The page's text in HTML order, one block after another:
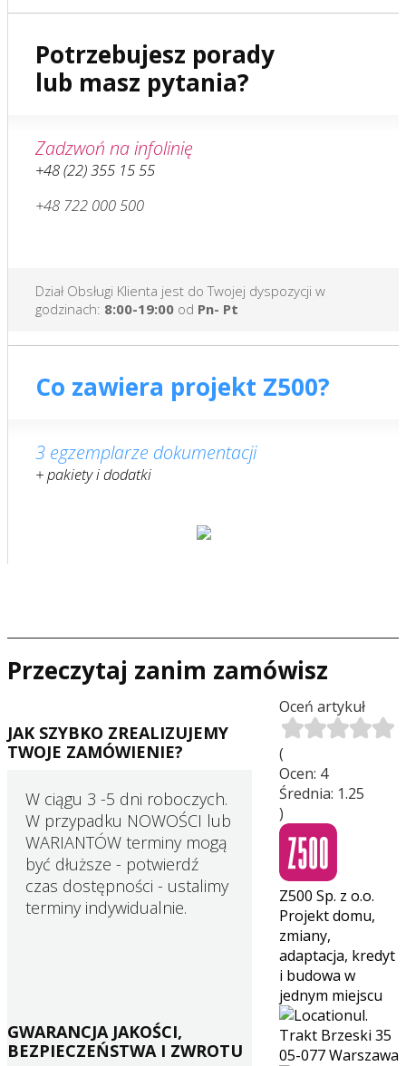
Potrzebujesz porady
lub masz pytania?
Zadzwoń na infolinię
+48 (22) 355 15 55
+48 722 000 500
Dział Obsługi Klienta jest do Twojej dyspozycji w
godzinach: 8:00-19:00 od Pn- Pt
Co zawiera projekt Z500?
3 egzemplarze dokumentacji
+ pakiety i dodatki
Przeczytaj zanim zamówisz
JAK SZYBKO ZREALIZUJEMY
TWOJE ZAMÓWIENIE?
W ciągu 3 -5 dni roboczych.
W przypadku NOWOŚCI lub
WARIANTÓW terminy mogą
być dłuższe - potwierdź
czas dostępności - ustalimy
terminy indywidualnie.
GWARANCJA JAKOŚCI,
BEZPIECZEŃSTWA I ZWROTU
Oceń artykuł
(
Ocen: 4
Średnia: 1.25
)
Z500 Sp. z o.o.
Projekt domu,
zmiany,
adaptacja, kredyt
i budowa w
jednym miejscu
ul.
Trakt Brzeski 35
05-077 Warszawa